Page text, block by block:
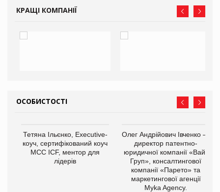
КРАЩІ КОМПАНІЇ
ОСОБИСТОСТІ
Тетяна Ільєнко, Executive-
коуч, сертифікований коуч
МСС ICF, ментор для
лідерів
Олег Андрійович Івченко —
директор патентно-
юридичної компанії «Вайз
Груп», консалтингової
компанії «Парето» та
маркетингової агенції
Myka Agency.